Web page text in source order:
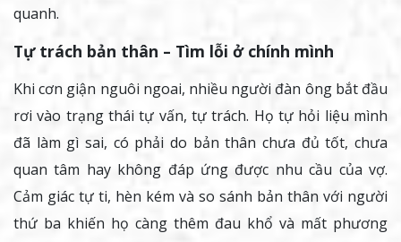
quanh.
Tự trách bản thân – Tìm lỗi ở chính mình
Khi cơn giận nguôi ngoai, nhiều người đàn ông bắt đầu
rơi vào trạng thái tự vấn, tự trách. Họ tự hỏi liệu mình
đã làm gì sai, có phải do bản thân chưa đủ tốt, chưa
quan tâm hay không đáp ứng được nhu cầu của vợ.
Cảm giác tự ti, hèn kém và so sánh bản thân với người
thứ ba khiến họ càng thêm đau khổ và mất phương